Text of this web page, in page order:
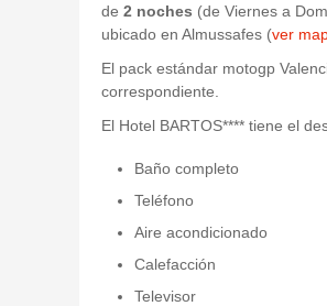
de 2 noches (de Viernes a
ubicado en Almussafes (ver
El pack estándar motogp
correspondiente.
El Hotel BARTOS**** tiene el
Baño completo
Teléfono
Aire acondicionado
Calefacción
Televisor